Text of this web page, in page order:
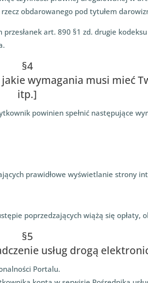
obdarowanego pod tytułem
art. 890 §1 zd. drugie
§4
wymagania musi mieć
itp.]
powinien spełnić następujące
prawidłowe wyświetlanie strony
poprzedzających wiążą się opłaty,
§5
usług drogą
Portalu.